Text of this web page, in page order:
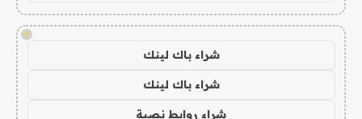
!
شراء باك لينك
شراء باك لينك
شراء روابط نصية